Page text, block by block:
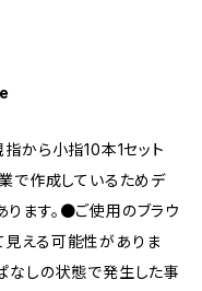
から小指10本1セット
で作成しているためデ
ます。●ご使用のブラウ
見える可能性がありま
なしの状態で発生した事